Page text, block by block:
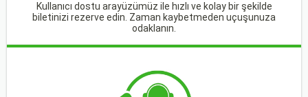
Kullanıcı dostu arayüzümüz ile hızlı ve kolay bir şekilde
biletinizi rezerve edin. Zaman kaybetmeden uçuşunuza
odaklanın.